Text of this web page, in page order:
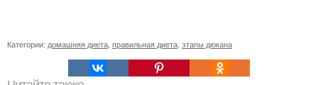
Категории: домашняя диета правильная диета этапы дюкана